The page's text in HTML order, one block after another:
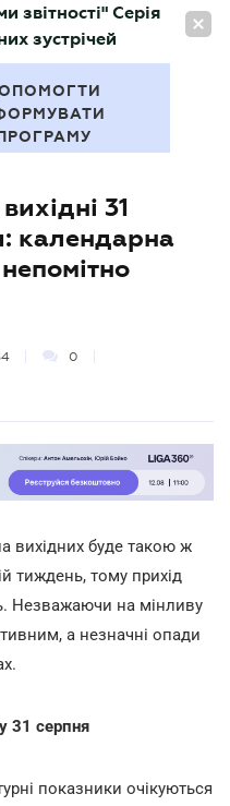
UA
звітності" Серія
зустрічей
31
календарна
0
вихідних буде такою ж
тиждень, тому прихід
Незважаючи на мінливу
а незначні опади
31 серпня
показники очікуються